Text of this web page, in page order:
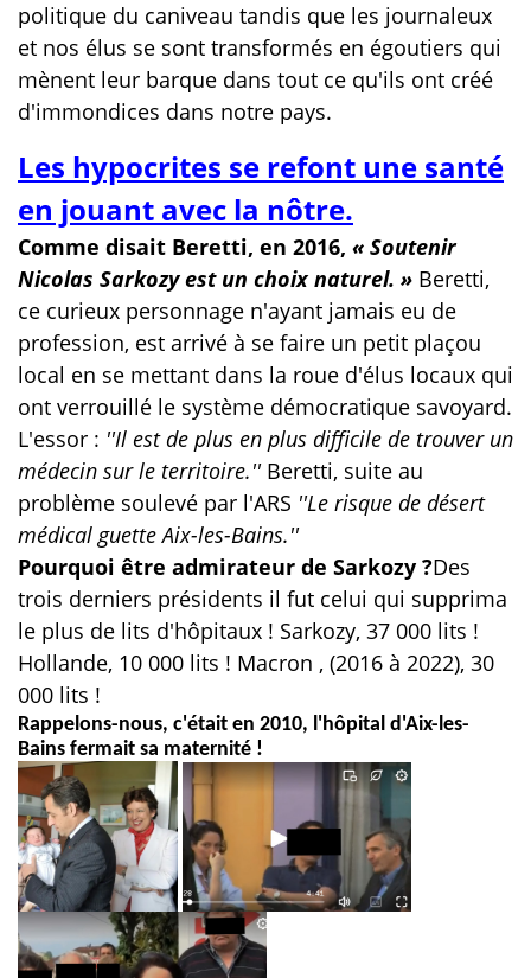
politique du caniveau tandis que les journaleux
et nos élus se sont transformés en égoutiers qui
mènent leur barque dans tout ce qu'ils ont créé
d'immondices dans notre pays.
Les hypocrites se refont une santé
en jouant avec la nôtre.
Comme disait Beretti, en 2016, « Soutenir
Nicolas Sarkozy est un choix naturel. » Beretti,
ce curieux personnage n'ayant jamais eu de
profession, est arrivé à se faire un petit plaçou
local en se mettant dans la roue d'élus locaux qui
ont verrouillé le système démocratique savoyard.
L'essor : ''Il est de plus en plus difficile de trouver un
médecin sur le territoire.''Beretti, suite au
problème soulevé par l'ARS ''Le risque de désert
médical guette Aix-les-Bains.''
Pourquoi être admirateur de Sarkozy ?Des
trois derniers présidents il fut celui qui supprima
le plus de lits d'hôpitaux ! Sarkozy, 37 000 lits !
Hollande, 10 000 lits ! Macron , (2016 à 2022), 30
000 lits !
Rappelons-nous, c'était en 2010, l'hôpital d'Aix-les-
Bains fermait sa maternité !